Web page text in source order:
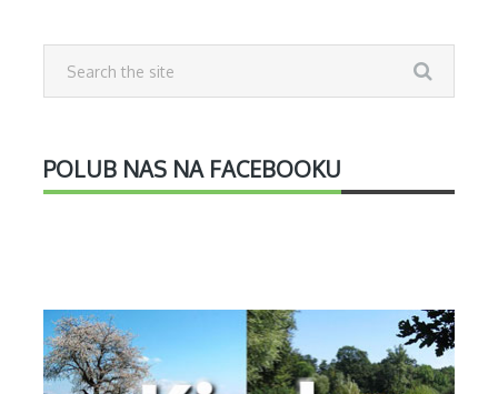
POLUB NAS NA FACEBOOKU